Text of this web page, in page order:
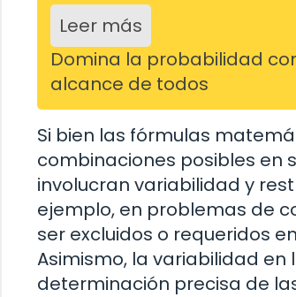
Leer más
Domina la probabilidad
alcance de todos
Si bien las fórmulas
combinaciones posibles en
involucran variabilidad y
ejemplo, en problemas de
ser excluidos o requeridos
Asimismo, la variabilidad
determinación precisa de